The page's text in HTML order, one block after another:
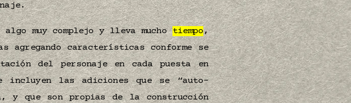
muy complejo y lleva muchotiempo,
agregando características conforme se
del personaje en cada puesta en
incluyen las adiciones que se “auto-
que son propias de la construcción